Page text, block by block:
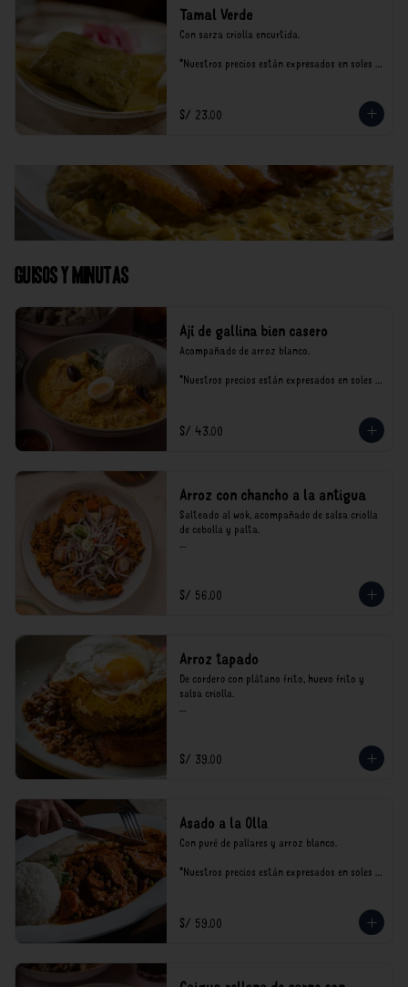
Tamal Verde
Con sarza criolla encurtida.
*Nuestros precios están expresados en soles e
S/ 23.00
Guisos y Minutas
Ají de gallina bien casero
Acompañado de arroz blanco.
*Nuestros precios están expresados en soles e
S/ 43.00
Arroz con chancho a la antigua
Salteado al wok, acompañado de salsa criolla
de cebolla y palta.
consumo.
S/ 56.00
Arroz tapado
De cordero con plátano frito, huevo frito y
salsa criolla.
consumo.
S/ 39.00
Asado a la Olla
Con puré de pallares y arroz blanco.
*Nuestros precios están expresados en soles e
S/ 59.00